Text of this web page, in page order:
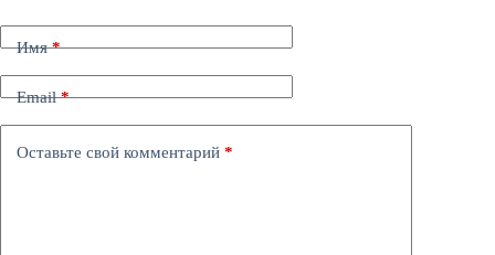
Имя*
Email*
Оставьте свой комментарий *